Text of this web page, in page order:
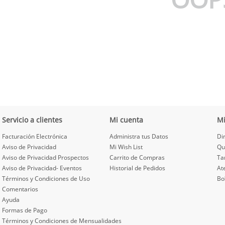
Servicio a clientes
Facturación Electrónica
Aviso de Privacidad
Aviso de Privacidad Prospectos
Aviso de Privacidad- Eventos
Términos y Condiciones de Uso
Comentarios
Ayuda
Formas de Pago
Términos y Condiciones de Mensualidades
Mi cuenta
Administra tus Datos
Mi Wish List
Carrito de Compras
Historial de Pedidos